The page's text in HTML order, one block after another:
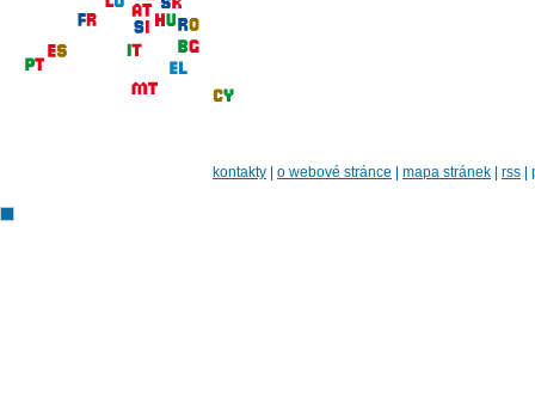
kontakty o webové stránce mapa stránek rss